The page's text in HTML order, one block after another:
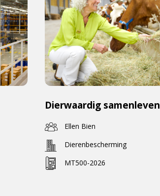
Dierwaardig samenleven
Ellen Bien
Dierenbescherming
MT500-2026